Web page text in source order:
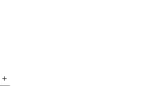
+